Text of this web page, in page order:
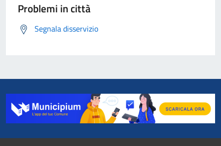
Problemi in città
Segnala disservizio